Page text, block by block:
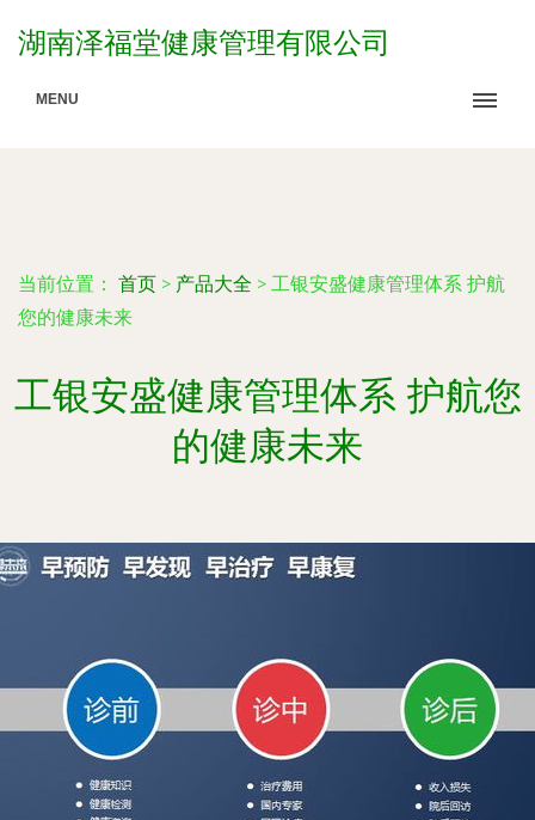
湖南泽福堂健康管理有限公司
MENU
当前位置： 首页 > 产品大全 > 工银安盛健康管理体系 护航
您的健康未来
工银安盛健康管理体系 护航您
的健康未来